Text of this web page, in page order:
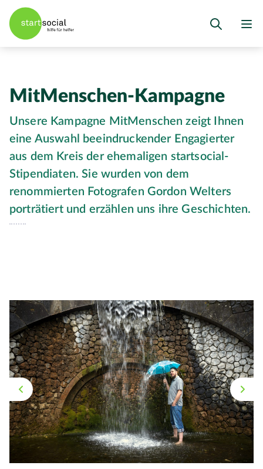
MitMenschen-Kampagne
Unsere Kampagne MitMenschen zeigt Ihnen
eine Auswahl beeindruckender Engagierter
aus dem Kreis der ehemaligen startsocial-
Stipendiaten. Sie wurden von dem
renommierten Fotografen Gordon Welters
porträtiert und erzählen uns ihre Geschichten.